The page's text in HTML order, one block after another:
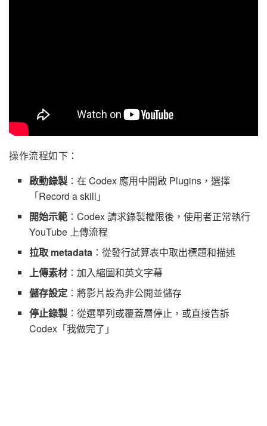
操作流程如下：
啟動錄製 ：在 Codex 應用中開啟 Plugins，選擇
「Record a skill」
開始示範 ：Codex 請求錄製權限後，使用者正常執行
YouTube 上傳流程
拉取 metadata ：從發行試算表中取出標題和描述
上傳素材 ：加入縮圖和英文字幕
儲存設定 ：將影片設為非公開並儲存
停止錄製 ：從選單列或覆蓋層停止，或直接告訴
Codex「我做完了」